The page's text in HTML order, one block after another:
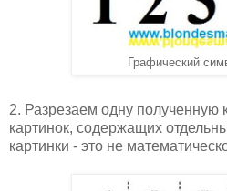
Графический
2. Разрезаем одну полученную
картинок, содержащих
картинки - это не